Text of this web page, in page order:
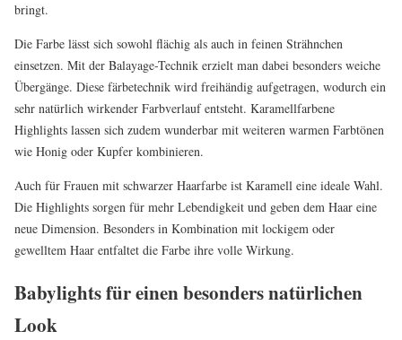
bringt.
Die Farbe lässt sich sowohl flächig als auch in feinen Strähnchen
einsetzen. Mit der Balayage-Technik erzielt man dabei besonders weiche
Übergänge. Diese färbetechnik wird freihändig aufgetragen, wodurch ein
sehr natürlich wirkender Farbverlauf entsteht. Karamellfarbene
Highlights lassen sich zudem wunderbar mit weiteren warmen Farbtönen
wie Honig oder Kupfer kombinieren.
Auch für Frauen mit schwarzer Haarfarbe ist Karamell eine ideale Wahl.
Die Highlights sorgen für mehr Lebendigkeit und geben dem Haar eine
neue Dimension. Besonders in Kombination mit lockigem oder
gewelltem Haar entfaltet die Farbe ihre volle Wirkung.
Babylights für einen besonders natürlichen
Look